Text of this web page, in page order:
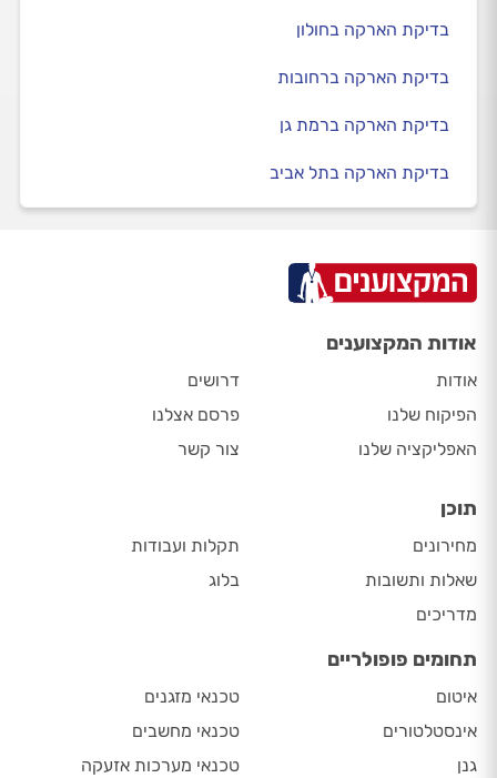
בדיקת הארקה בחולון
בדיקת הארקה ברחובות
בדיקת הארקה ברמת גן
בדיקת הארקה בתל אביב
אודות המקצוענים
אודות
הפיקוח שלנו
האפליקציה שלנו
דרושים
פרסם אצלנו
צור קשר
תוכן
מחירונים
שאלות ותשובות
מדריכים
תקלות ועבודות
בלוג
תחומים פופולריים
איטום
אינסטלטורים
גנן
טכנאי מזגנים
טכנאי מחשבים
טכנאי מערכות אזעקה